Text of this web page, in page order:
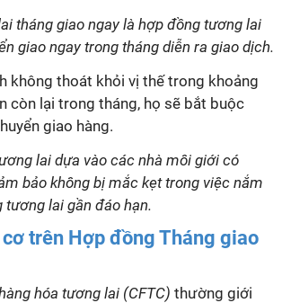
tháng giao ngay là hợp đồng tương lai
giao ngay trong tháng diễn ra giao dịch.
không thoát khỏi vị thế trong khoảng
còn lại trong tháng, họ sẽ bắt buộc
giao hàng.
lai dựa vào các nhà môi giới có
bảo không bị mắc kẹt trong việc nắm
tương lai gần đáo hạn.
trên Hợp đồng Tháng giao
hóa tương lai (CFTC) thường giới